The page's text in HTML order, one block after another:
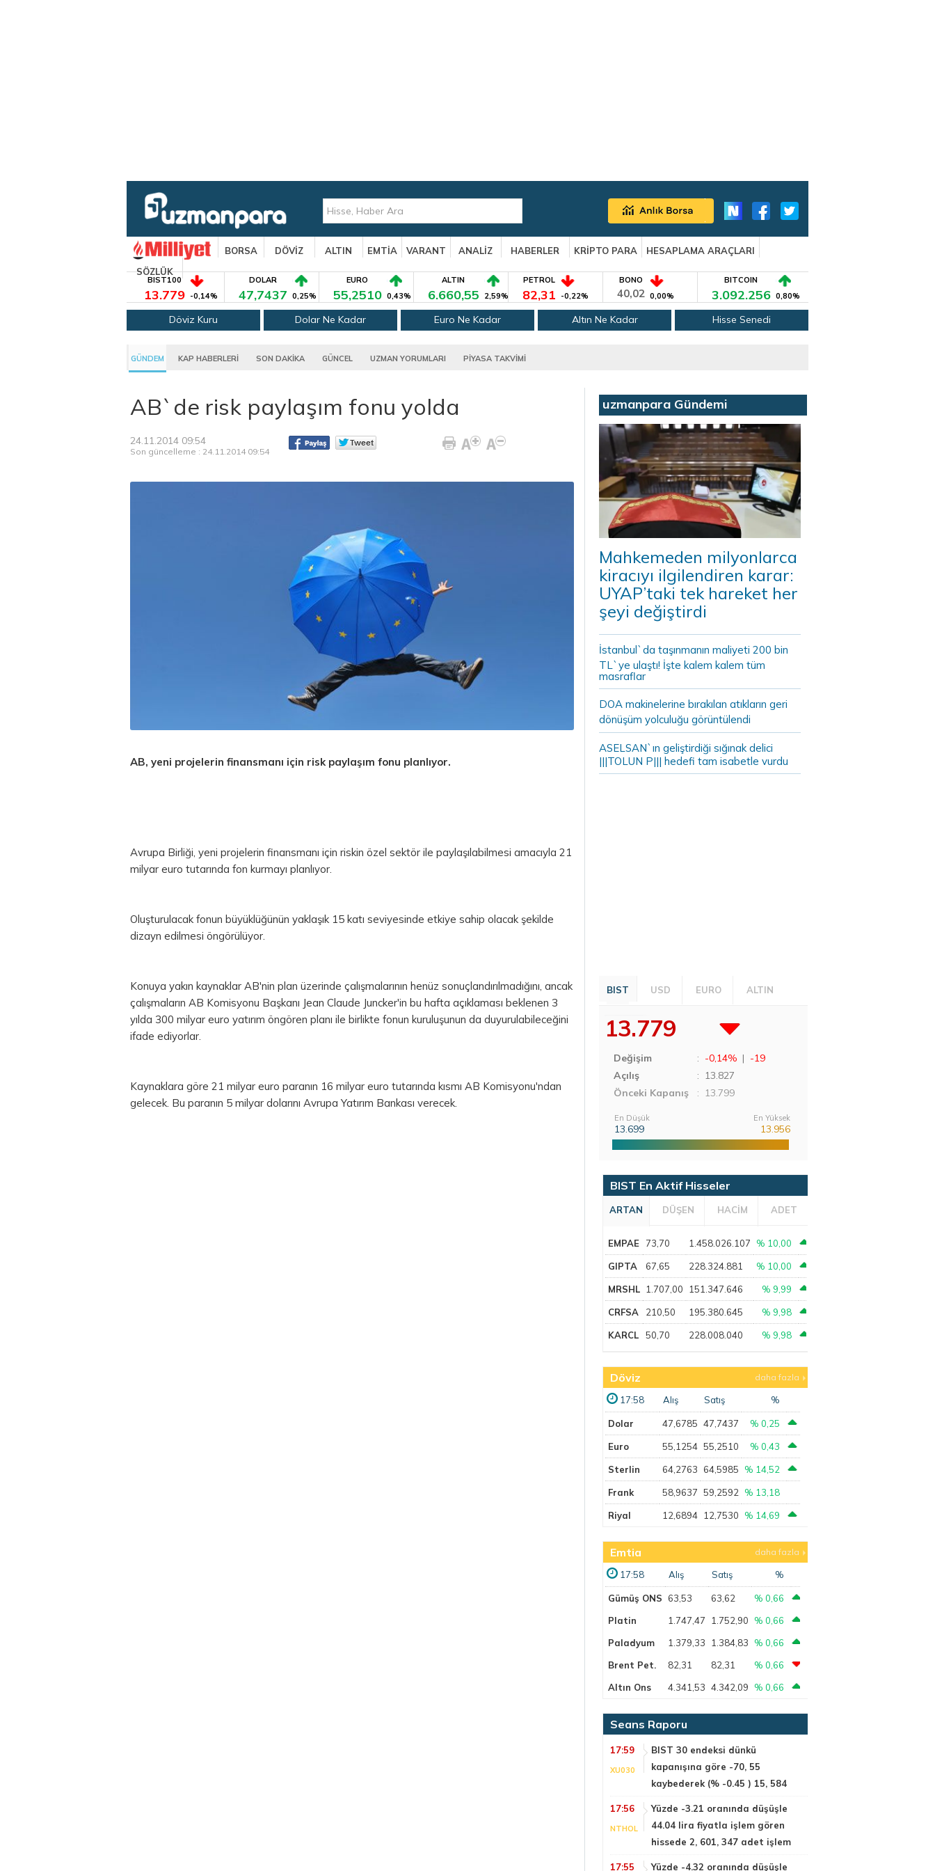
BORSA DÖVİZ ALTIN EMTİA VARANT ANALİZ HABERLER KRİPTO PARA
HESAPLAMA ARAÇLARI
SÖZLÜK
BIST100
13.779 -0,14%
DOLAR
47,7437 0,25%
EURO
55,2510 0,43%
ALTIN
6.660,55 2,59%
PETROL
82,31 -0,22%
BONO
40,02 0,00%
BITCOIN
3.092.256 0,80%
Döviz Kuru Dolar Ne Kadar Euro Ne Kadar Altın Ne Kadar Hisse Senedi
GÜNDEM KAP HABERLERİ SON DAKİKA GÜNCEL UZMAN YORUMLARI PİYASA TAKVİMİ
AB`de risk paylaşım fonu yolda
24.11.2014 09:54
Son güncelleme : 24.11.2014 09:54
AB, yeni projelerin finansmanı için risk paylaşım fonu planlıyor.
Avrupa Birliği, yeni projelerin finansmanı için riskin özel sektör ile paylaşılabilmesi amacıyla 21
milyar euro tutarında fon kurmayı planlıyor.
Oluşturulacak fonun büyüklüğünün yaklaşık 15 katı seviyesinde etkiye sahip olacak şekilde
dizayn edilmesi öngörülüyor.
Konuya yakın kaynaklar AB'nin plan üzerinde çalışmalarının henüz sonuçlandırılmadığını, ancak
çalışmaların AB Komisyonu Başkanı Jean Claude Juncker'in bu hafta açıklaması beklenen 3
yılda 300 milyar euro yatırım öngören planı ile birlikte fonun kuruluşunun da duyurulabileceğini
ifade ediyorlar.
Kaynaklara göre 21 milyar euro paranın 16 milyar euro tutarında kısmı AB Komisyonu'ndan
gelecek. Bu paranın 5 milyar dolarını Avrupa Yatırım Bankası verecek.
uzmanpara Gündemi
Mahkemeden milyonlarca
kiracıyı ilgilendiren karar:
UYAP’taki tek hareket her
şeyi değiştirdi
İstanbul`da taşınmanın maliyeti 200 bin
TL`ye ulaştı! İşte kalem kalem tüm
masraflar
DOA makinelerine bırakılan atıkların geri
dönüşüm yolculuğu görüntülendi
ASELSAN`ın geliştirdiği sığınak delici
|||TOLUN P||| hedefi tam isabetle vurdu
BIST USD EURO ALTIN
13.779
Değişim : -0,14% | -19
Açılış
: 13.827
Önceki Kapanış
: 13.799
En Düşük
13.699
En Yüksek
13.956
BIST En Aktif Hisseler
ARTAN DÜŞEN HACİM ADET
EMPAE 73,70 1.458.026.107 % 10,00
GIPTA 67,65 228.324.881 % 10,00
MRSHL 1.707,00 151.347.646 % 9,99
CRFSA 210,50 195.380.645 % 9,98
KARCL 50,70 228.008.040 % 9,98
Döviz daha fazla
17:58 Alış Satış %
Dolar 47,6785 47,7437 % 0,25
Euro 55,1254 55,2510 % 0,43
Sterlin 64,2763 64,5985 % 14,52
Frank 58,9637 59,2592 % 13,18
Riyal 12,6894 12,7530 % 14,69
Emtia daha fazla
17:58 Alış Satış %
Gümüş ONS 63,53 63,62
% 0,66
Platin
1.747,47 1.752,90
% 0,66
Paladyum
1.379,33 1.384,83
% 0,66
Brent Pet.
82,31 82,31
% 0,66
Altın Ons
4.341,53 4.342,09 % 0,66
Seans Raporu
17:59
XU030
BIST 30 endeksi dünkü
kapanışına göre -70, 55
kaybederek (% -0.45 ) 15, 584
17:56
NTHOL
Yüzde -3.21 oranında düşüşle
44.04 lira fiyatla işlem gören
hissede 2, 601, 347 adet işlem
17:55
Yüzde -4.32 oranında düşüşle